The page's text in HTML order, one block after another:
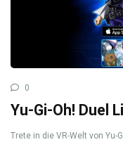
0
Yu-Gi-Oh! Duel
Trete in die VR-Welt von Yu-